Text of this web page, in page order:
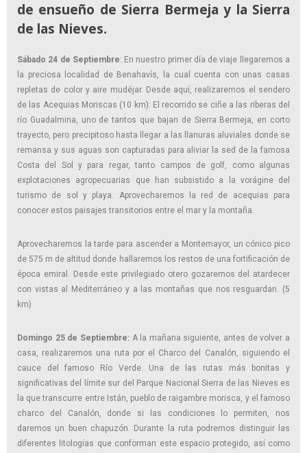
de ensueño de Sierra Bermeja y la Sierra
de las Nieves.
Sábado 24 de Septiembre: En nuestro primer día de viaje llegaremos a
la preciosa localidad de Benahavís, la cual cuenta con unas casas
repletas de color y aire mudéjar. Desde aquí, realizaremos el sendero
de las Acequias Moriscas (10 km): El recorrido se ciñe a las riberas del
río Guadalmina, uno de tantos que bajan de Sierra Bermeja, en corto
trayecto, pero precipitoso hasta llegar a las llanuras aluviales donde se
remansa y sus aguas son capturadas para aliviar la sed de la famosa
Costa del Sol y para regar, tanto campos de golf, como algunas
explotaciones agropecuarias que han subsistido a la vorágine del
turismo de sol y playa. Aprovecharemos la red de acequias para
conocer estos paisajes transitorios entre el mar y la montaña.
Aprovecharemos la tarde para ascender a Montemayor, un cónico pico
de 575 m de altitud donde hallaremos los restos de una fortificación de
época emiral. Desde este privilegiado otero gozaremos del atardecer
con vistas al Mediterráneo y a las montañas que nos resguardan. (5
km)
Domingo 25 de Septiembre: A la mañana siguiente, antes de volver a
casa, realizaremos una ruta por el Charco del Canalón, siguiendo el
cauce del famoso Río Verde. Una de las rutas más bonitas y
significativas del límite sur del Parque Nacional Sierra de las Nieves es
la que transcurre entre Istán, pueblo de raigambre morisca, y el famoso
charco del Canalón, donde si las condiciones lo permiten, nos
daremos un buen chapuzón. Durante la ruta podremos distinguir las
diferentes litologías que conforman este espacio protegido, así como